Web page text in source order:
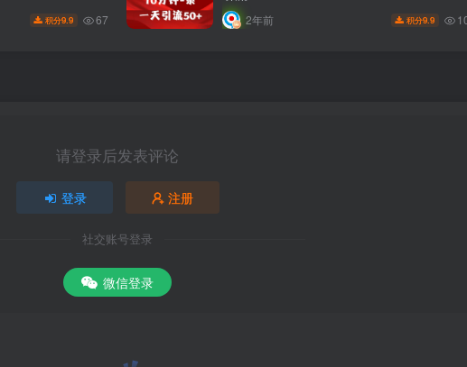
积分9.9 67 2年前 积分9.9
请登录后发表评论
登录 注册
社交账号登录
微信登录